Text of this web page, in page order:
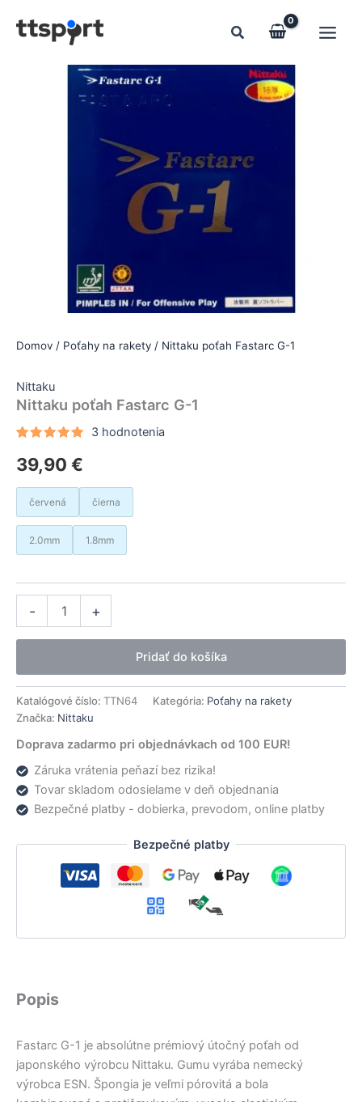
Domov / Poťahy na rakety / Nittaku poťah Fastarc G-1
Nittaku
Nittaku poťah Fastarc G-1
5.00z 5
na základe
recenzií
3hodnotenia
39,90 €
červená čierna
2.0mm 1.8mm
- +
Pridať do košíka
Katalógové číslo: TTN64 Kategória: Poťahy na rakety
Značka: Nittaku
Doprava zadarmo pri objednávkach od 100 EUR!
Záruka vrátenia peňazí bez rizika!
Tovar skladom odosielame v deň objednania
Bezpečné platby - dobierka, prevodom, online platby
Bezpečné platby
Popis
Fastarc G-1 je absolútne prémiový útočný poťah od
japonského výrobcu Nittaku. Gumu vyrába nemecký
výrobca ESN. Špongia je veľmi pórovitá a bola